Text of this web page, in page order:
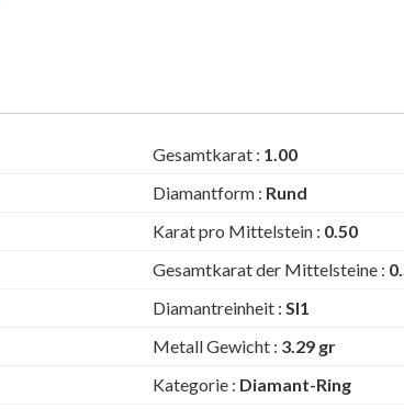
Gesamtkarat : 1.00
Diamantform : Rund
Karat pro Mittelstein : 0.50
Gesamtkarat der Mittelsteine :
Diamantreinheit : SI1
Metall Gewicht : 3.29 gr
Kategorie : Diamant-Ring